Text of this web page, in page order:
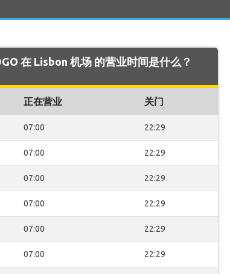
在 Lisbon 机场 的营业时间是什么？
正在营业 关门
07:00 22:29
07:00 22:29
07:00 22:29
07:00 22:29
07:00 22:29
07:00 22:29